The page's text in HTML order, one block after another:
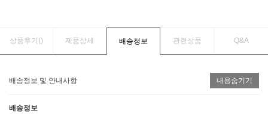
상품후기() 제품상세 배송정보 관련상품 Q&A
배송정보 및 안내사항 내용숨기기
배송정보